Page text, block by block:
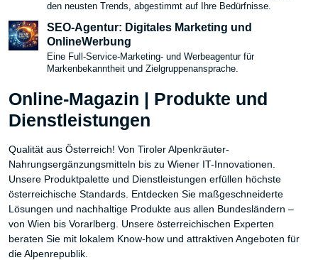
den neusten Trends, abgestimmt auf Ihre Bedürfnisse.
SEO-Agentur: Digitales Marketing und
OnlineWerbung
Eine Full-Service-Marketing- und Werbeagentur für
Markenbekanntheit und Zielgruppenansprache.
Online-Magazin | Produkte und
Dienstleistungen
Qualität aus Österreich! Von Tiroler Alpenkräuter-
Nahrungsergänzungsmitteln bis zu Wiener IT-Innovationen.
Unsere Produktpalette und Dienstleistungen erfüllen höchste
österreichische Standards. Entdecken Sie maßgeschneiderte
Lösungen und nachhaltige Produkte aus allen Bundesländern –
von Wien bis Vorarlberg. Unsere österreichischen Experten
beraten Sie mit lokalem Know-how und attraktiven Angeboten für
die Alpenrepublik.